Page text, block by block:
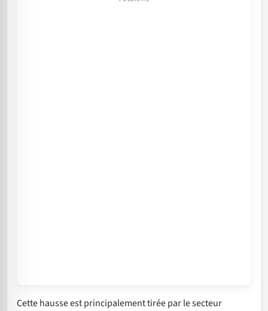
Cette hausse est principalement tirée par le secteur